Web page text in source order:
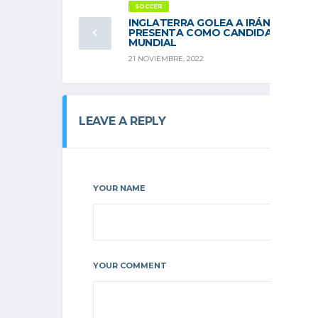
SOCCER
INGLATERRA GOLEA A IRÁN; SE
PRESENTA COMO CANDIDATA AL
MUNDIAL
21 NOVIEMBRE, 2022
LEAVE A REPLY
YOUR NAME
YOUR COMMENT